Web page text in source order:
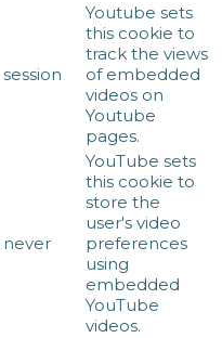
session
Youtube sets
this cookie to
track the views
of embedded
videos on
Youtube
pages.
never
YouTube sets
this cookie to
store the
user's video
preferences
using
embedded
YouTube
videos.